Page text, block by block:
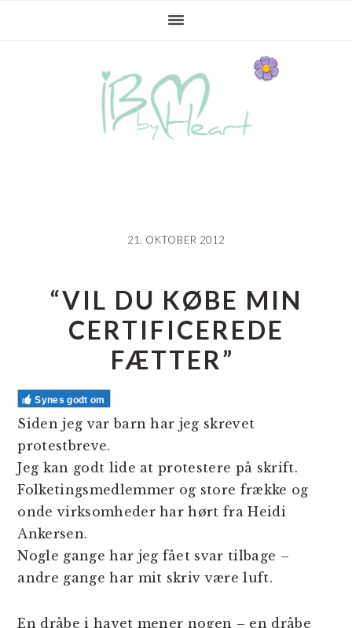
21. OKTOBER 2012
“VIL DU KØBE MIN
CERTIFICEREDE
FÆTTER”
Synes godt om
Siden jeg var barn har jeg skrevet
protestbreve.
Jeg kan godt lide at protestere på skrift.
Folketingsmedlemmer og store frække og
onde virksomheder har hørt fra Heidi
Ankersen.
Nogle gange har jeg fået svar tilbage –
andre gange har mit skriv være luft.
En dråbe i havet mener nogen – en dråbe